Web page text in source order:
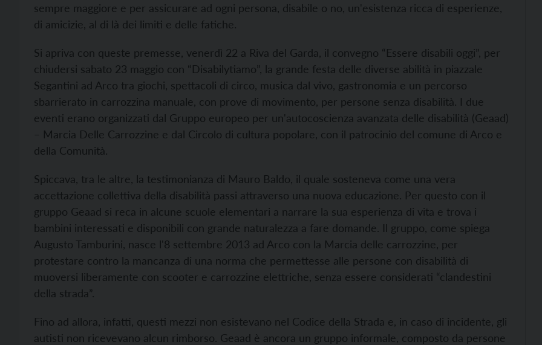
sempre maggiore e per assicurare ad ogni persona, disabile o no, un'esistenza ricca di esperienze,
di amicizie, al di là dei limiti e delle fatiche.
Si apriva con queste premesse, venerdì 22 a Riva del Garda, il convegno “Essere disabili oggi”, per
chiudersi sabato 23 maggio con “Disabilytiamo”, la grande festa delle diverse abilità in piazzale
Segantini ad Arco tra giochi, spettacoli di circo, musica dal vivo, gastronomia e un percorso
sbarrierato in carrozzina manuale, con prove di movimento, per persone senza disabilità. I due
eventi erano organizzati dal Gruppo europeo per un'autocoscienza avanzata delle disabilità (Geaad)
– Marcia Delle Carrozzine e dal Circolo di cultura popolare, con il patrocinio del comune di Arco e
della Comunità.
Spiccava, tra le altre, la testimonianza di Mauro Baldo, il quale sosteneva come una vera
accettazione collettiva della disabilità passi attraverso una nuova educazione. Per questo con il
gruppo Geaad si reca in alcune scuole elementari a narrare la sua esperienza di vita e trova i
bambini interessati e disponibili con grande naturalezza a fare domande. Il gruppo, come spiega
Augusto Tamburini, nasce l'8 settembre 2013 ad Arco con la Marcia delle carrozzine, per
protestare contro la mancanza di una norma che permettesse alle persone con disabilità di
muoversi liberamente con scooter e carrozzine elettriche, senza essere considerati “clandestini
della strada”.
Fino ad allora, infatti, questi mezzi non esistevano nel Codice della Strada e, in caso di incidente, gli
autisti non ricevevano alcun rimborso. Geaad è ancora un gruppo informale, composto da persone